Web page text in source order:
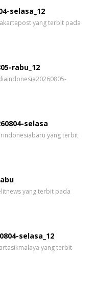
selasa_12
yang terbit pada
rabu_12
selasa
yang terbit
yang terbit pada
selasa_12
yang terbit